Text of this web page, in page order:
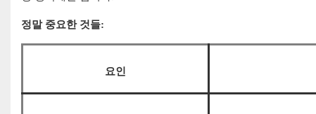
정말 중요한 것들:
요인